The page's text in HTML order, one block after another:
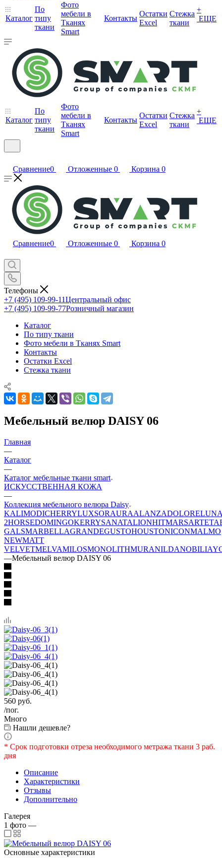
Каталог
По
типу
ткани
Фото
мебели в
Тканях
Smart
Контакты
Остатки
Excel
Стежка
ткани
+
ЕЩЕ
Каталог
По
типу
ткани
Фото
мебели в
Тканях
Smart
Контакты
Остатки
Excel
Стежка
ткани
+
ЕЩЕ
Сравнение0 Отложенные 0 Корзина 0
Сравнение0 Отложенные 0 Корзина 0
Телефоны
+7 (495) 109-99-11Центральный офис
+7 (495) 109-99-77Розничный магазин
Каталог
По типу ткани
Фото мебели в Тканях Smart
Контакты
Остатки Excel
Стежка ткани
Мебельный велюр DAISY 06
Главная
—
Каталог
—
Каталог мебельные ткани smart
ИСКУССТВЕННАЯ КОЖА
—
Коллекция мебельного велюра Daisy
KALIMODICHERRYLUXSORAURAALANZADOLORE
2HORSEDOMINGOKERRYSANATALIONHITMARSARTE
GALSMARBELLAGRANDEGUSTOHOUSTONICONMALMO
NEWMATT
VELVETMELVAMILOSMONOLITHMURANILDANOBILIA
—Мебельный велюр DAISY 06
560 руб.
/пог.
Много
Нашли дешевле?
* Срок подготовки отреза необходимого метража ткани 3 раб.
дня
Описание
Характеристики
Отзывы
Дополнительно
Галерея
1 фото —
Основные характеристики